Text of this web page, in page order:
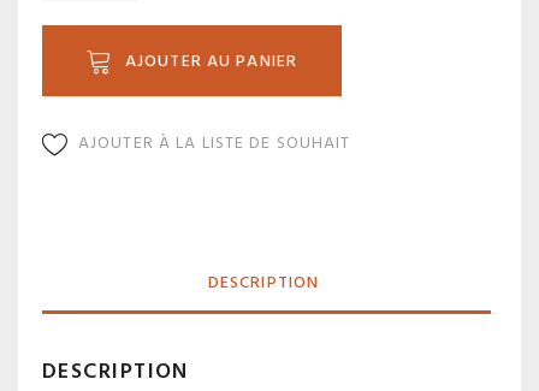
AJOUTER AU PANIER
AJOUTER À LA LISTE DE SOUHAIT
DESCRIPTION
DESCRIPTION